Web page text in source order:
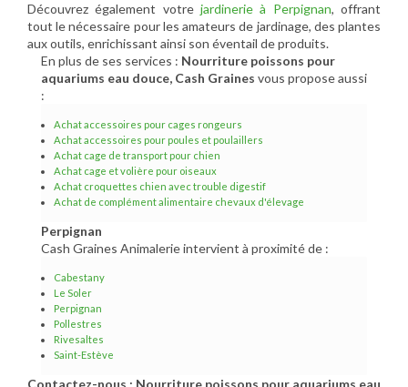
Découvrez également votre jardinerie à Perpignan, offrant
tout le nécessaire pour les amateurs de jardinage, des plantes
aux outils, enrichissant ainsi son éventail de produits.
En plus de ses services : Nourriture poissons pour
aquariums eau douce, Cash Graines vous propose aussi
:
Achat accessoires pour cages rongeurs
Achat accessoires pour poules et poulaillers
Achat cage de transport pour chien
Achat cage et volière pour oiseaux
Achat croquettes chien avec trouble digestif
Achat de complément alimentaire chevaux d'élevage
Perpignan
Cash Graines Animalerie intervient à proximité de :
Cabestany
Le Soler
Perpignan
Pollestres
Rivesaltes
Saint-Estève
Contactez-nous : Nourriture poissons pour aquariums eau